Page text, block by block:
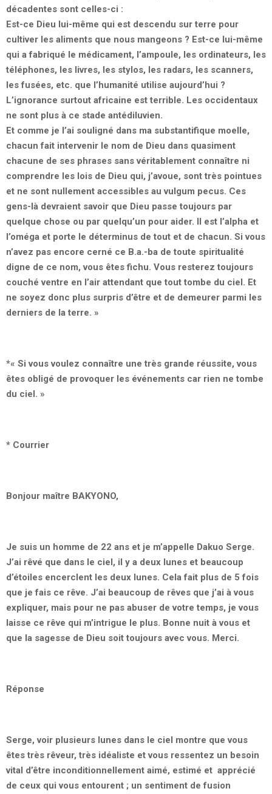
décadentes sont celles-ci :
Est-ce Dieu lui-même qui est descendu sur terre pour
cultiver les aliments que nous mangeons ? Est-ce lui-même
qui a fabriqué le médicament, l’ampoule, les ordinateurs, les
téléphones, les livres, les stylos, les radars, les scanners,
les fusées, etc. que l’humanité utilise aujourd’hui ?
L’ignorance surtout africaine est terrible. Les occidentaux
ne sont plus à ce stade antédiluvien.
Et comme je l’ai souligné dans ma substantifique moelle,
chacun fait intervenir le nom de Dieu dans quasiment
chacune de ses phrases sans véritablement connaître ni
comprendre les lois de Dieu qui, j’avoue, sont très pointues
et ne sont nullement accessibles au vulgum pecus. Ces
gens-là devraient savoir que Dieu passe toujours par
quelque chose ou par quelqu’un pour aider. Il est l’alpha et
l’oméga et porte le déterminus de tout et de chacun. Si vous
n’avez pas encore cerné ce B.a.-ba de toute spiritualité
digne de ce nom, vous êtes fichu. Vous resterez toujours
couché ventre en l’air attendant que tout tombe du ciel. Et
ne soyez donc plus surpris d’être et de demeurer parmi les
derniers de la terre. »
*« Si vous voulez connaître une très grande réussite, vous
êtes obligé de provoquer les événements car rien ne tombe
du ciel. »
* Courrier
Bonjour maître BAKYONO,
Je suis un homme de 22 ans et je m’appelle Dakuo Serge.
J’ai rêvé que dans le ciel, il y a deux lunes et beaucoup
d’étoiles encerclent les deux lunes. Cela fait plus de 5 fois
que je fais ce rêve. J’ai beaucoup de rêves que j’ai à vous
expliquer, mais pour ne pas abuser de votre temps, je vous
laisse ce rêve qui m’intrigue le plus. Bonne nuit à vous et
que la sagesse de Dieu soit toujours avec vous. Merci.
Réponse
Serge, voir plusieurs lunes dans le ciel montre que vous
êtes très rêveur, très idéaliste et vous ressentez un besoin
vital d’être inconditionnellement aimé, estimé et apprécié
de ceux qui vous entourent ; un sentiment de fusion